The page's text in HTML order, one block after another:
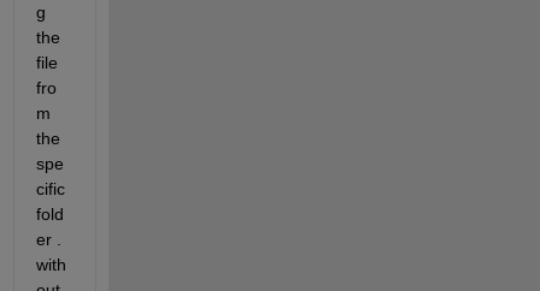
g
the
file
fro
m
the
spe
cific
fold
er .
with